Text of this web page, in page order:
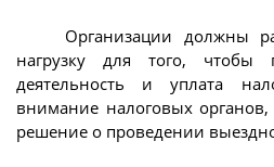
Организации должны
нагрузку для того, чтобы
деятельность и уплата
внимание налоговых
решение о проведении